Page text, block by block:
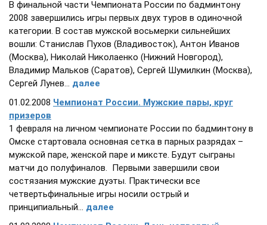
В финальной части Чемпионата России по бадминтону
2008 завершились игры первых двух туров в одиночной
категории. В состав мужской восьмерки сильнейших
вошли: Станислав Пухов (Владивосток), Антон Иванов
(Москва), Николай Николаенко (Нижний Новгород),
Владимир Мальков (Саратов), Сергей Шумилкин (Москва),
Сергей Лунев... далее
01.02.2008 Чемпионат России. Мужские пары, круг
призеров
1 февраля на личном чемпионате России по бадминтону в
Омске стартовала основная сетка в парных разрядах –
мужской паре, женской паре и миксте. Будут сыграны
матчи до полуфиналов. Первыми завершили свои
состязания мужские дуэты. Практически все
четвертьфинальные игры носили острый и
принципиальный... далее